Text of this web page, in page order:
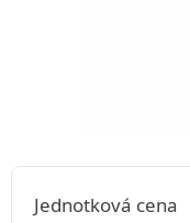
Jednotková cena